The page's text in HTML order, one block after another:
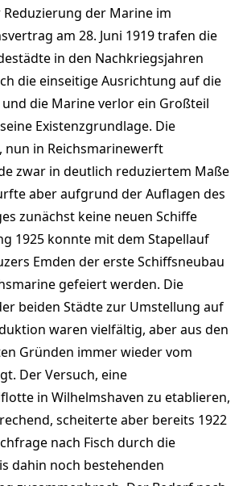
der Marine im
am 28. Juni 1919 trafen die
in den Nachkriegsjahren
die einseitige Ausrichtung auf die
die Marine verlor ein Großteil
Existenzgrundlage. Die
nun in Reichsmarinewerft
zwar in deutlich reduziertem Maße
aber aufgrund der Auflagen des
zunächst keine neuen Schiffe
1925 konnte mit dem Stapellauf
Emden der erste Schiffsneubau
gefeiert werden. Die
beiden Städte zur Umstellung auf
waren vielfältig, aber aus den
Gründen immer wieder vom
Der Versuch, eine
in Wilhelmshaven zu etablieren,
scheiterte aber bereits 1922
nach Fisch durch die
dahin noch bestehenden